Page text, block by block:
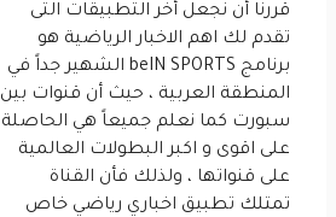
قررنا أن نجعل أخر التطبيقات التى
تقدم لك اهم الاخبار الرياضية هو
برنامج beIN SPORTS‏ الشهير جداً في
المنطقة العربية ، حيث أن قنوات بين
سبورت كما نعلم جميعاً هي الحاصلة
على اقوى و اكبر البطولات العالمية
على قنواتها ، ولذلك فأن القناة
تمتلك تطبيق اخباري رياضي خاص